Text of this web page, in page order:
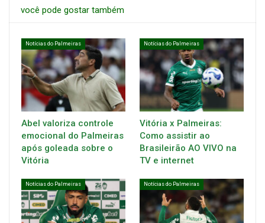
você pode gostar também
Notícias do Palmeiras
Abel valoriza controle
emocional do Palmeiras
após goleada sobre o
Vitória
Notícias do Palmeiras
Vitória x Palmeiras:
Como assistir ao
Brasileirão AO VIVO na
TV e internet
Notícias do Palmeiras Notícias do Palmeiras